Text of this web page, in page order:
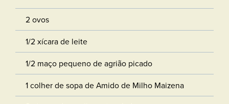
2 ovos
1/2 xícara de leite
1/2 maço pequeno de agrião picado
1 colher de sopa de Amido de Milho Maizena